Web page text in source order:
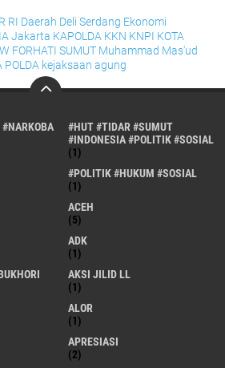
RI Daerah Deli Serdang Ekonomi
Jakarta KAPOLDA KKN KNPI KOTA
FORHATI SUMUT Muhammad Mas'ud
POLDA kejaksaan agung
#HUT #TIDAR #SUMUT
#INDONESIA #POLITIK #SOSIAL
(1)
#POLITIK #HUKUM #SOSIAL
(1)
ACEH
(5)
ADK
(1)
AKSI JILID LL
(1)
ALOR
(1)
APRESIASI
(2)